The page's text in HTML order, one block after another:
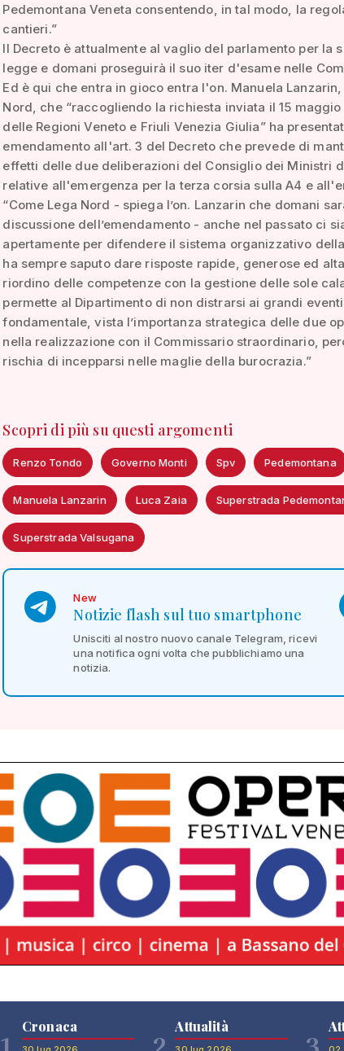
Pedemontana Veneta consentendo, in tal modo, la
cantieri.”
Il Decreto è attualmente al vaglio del parlamento per la
legge e domani proseguirà il suo iter d'esame nelle
Ed è qui che entra in gioco entra l'on. Manuela
Nord, che “raccogliendo la richiesta inviata il 15
delle Regioni Veneto e Friuli Venezia Giulia” ha
emendamento all'art. 3 del Decreto che prevede di
effetti delle due deliberazioni del Consiglio dei Ministri
relative all'emergenza per la terza corsia sulla A4 e
“Come Lega Nord - spiega l’on. Lanzarin che domani
discussione dell’emendamento - anche nel passato ci
apertamente per difendere il sistema organizzativo
ha sempre saputo dare risposte rapide, generose ed
riordino delle competenze con la gestione delle sole
permette al Dipartimento di non distrarsi ai grandi
fondamentale, vista l’importanza strategica delle due
nella realizzazione con il Commissario straordinario,
rischia di incepparsi nelle maglie della burocrazia.”
Scopri di più su questi argomenti
Renzo Tondo Governo Monti Spv Pedemontana
Manuela Lanzarin Luca Zaia Superstrada
Superstrada Valsugana
New
Notizie flash sul tuo smartphone
Unisciti al nostro nuovo canale Telegram, ricevi
una notifica ogni volta che pubblichiamo una
notizia.
Cronaca Attualità